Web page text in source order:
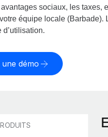
sociaux, les taxes,
équipe locale (Barbade).
d’utilisation.
démo